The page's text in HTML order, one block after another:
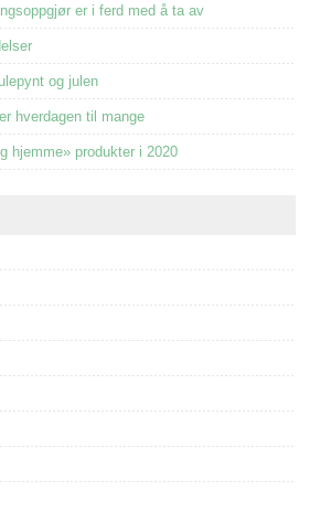
er i ferd med å ta av
og julen
hverdagen til mange
hjemme» produkter i 2020